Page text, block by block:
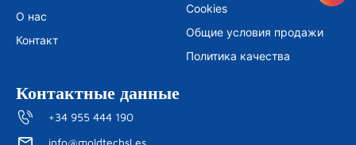
О нас
Контакт
Cookies
Общие условия продажи
Политика качества
Контактные данные
+34 955 444 190
info@moldtechsl.es